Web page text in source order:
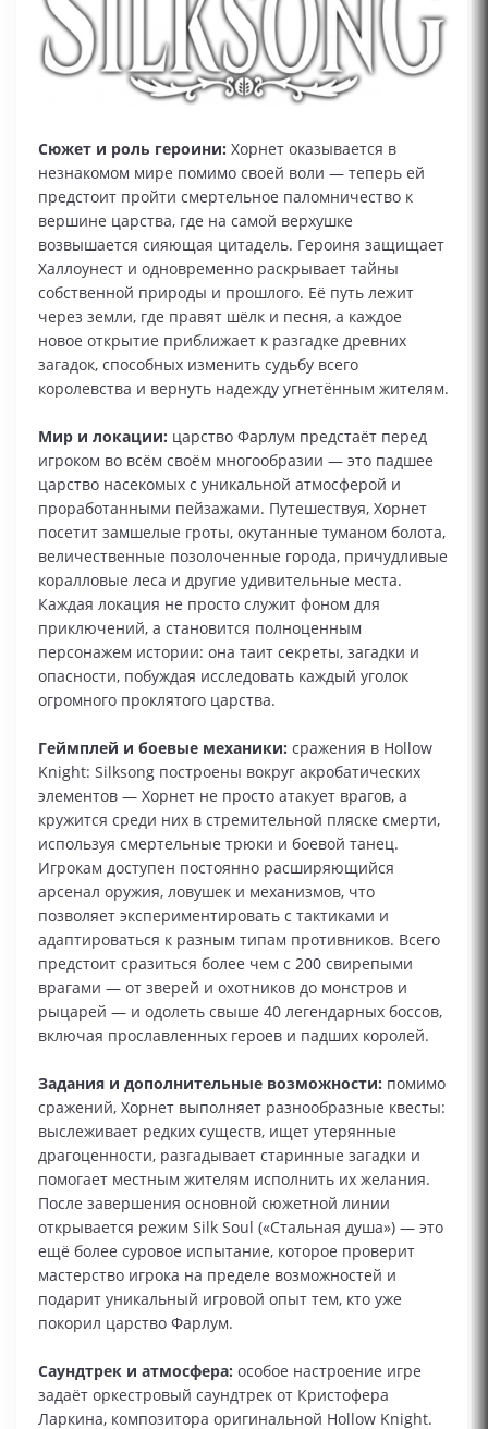
Сюжет и роль героини: Хорнет оказывается в
незнакомом мире помимо своей воли — теперь ей
предстоит пройти смертельное паломничество к
вершине царства, где на самой верхушке
возвышается сияющая цитадель. Героиня защищает
Халлоунест и одновременно раскрывает тайны
собственной природы и прошлого. Её путь лежит
через земли, где правят шёлк и песня, а каждое
новое открытие приближает к разгадке древних
загадок, способных изменить судьбу всего
королевства и вернуть надежду угнетённым жителям.
Мир и локации: царство Фарлум предстаёт перед
игроком во всём своём многообразии — это падшее
царство насекомых с уникальной атмосферой и
проработанными пейзажами. Путешествуя, Хорнет
посетит замшелые гроты, окутанные туманом болота,
величественные позолоченные города, причудливые
коралловые леса и другие удивительные места.
Каждая локация не просто служит фоном для
приключений, а становится полноценным
персонажем истории: она таит секреты, загадки и
опасности, побуждая исследовать каждый уголок
огромного проклятого царства.
Геймплей и боевые механики: сражения в Hollow
Knight: Silksong построены вокруг акробатических
элементов — Хорнет не просто атакует врагов, а
кружится среди них в стремительной пляске смерти,
используя смертельные трюки и боевой танец.
Игрокам доступен постоянно расширяющийся
арсенал оружия, ловушек и механизмов, что
позволяет экспериментировать с тактиками и
адаптироваться к разным типам противников. Всего
предстоит сразиться более чем с 200 свирепыми
врагами — от зверей и охотников до монстров и
рыцарей — и одолеть свыше 40 легендарных боссов,
включая прославленных героев и падших королей.
Задания и дополнительные возможности: помимо
сражений, Хорнет выполняет разнообразные квесты:
выслеживает редких существ, ищет утерянные
драгоценности, разгадывает старинные загадки и
помогает местным жителям исполнить их желания.
После завершения основной сюжетной линии
открывается режим Silk Soul («Стальная душа») — это
ещё более суровое испытание, которое проверит
мастерство игрока на пределе возможностей и
подарит уникальный игровой опыт тем, кто уже
покорил царство Фарлум.
Саундтрек и атмосфера: особое настроение игре
задаёт оркестровый саундтрек от Кристофера
Ларкина, композитора оригинальной Hollow Knight.